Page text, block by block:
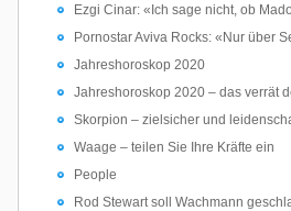
Ezgi Cinar: «Ich sage nicht, ob
Pornostar Aviva Rocks: «Nur über
Jahreshoroskop 2020
Jahreshoroskop 2020 – das verrät
Skorpion – zielsicher und
Waage – teilen Sie Ihre Kräfte ein
People
Rod Stewart soll Wachmann